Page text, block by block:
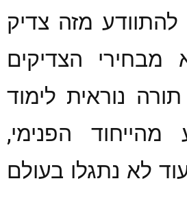
להתוודע מזה צדיק
הצדיקים
נוראית לימוד
הפנימי,
לא נתגלו בעולם